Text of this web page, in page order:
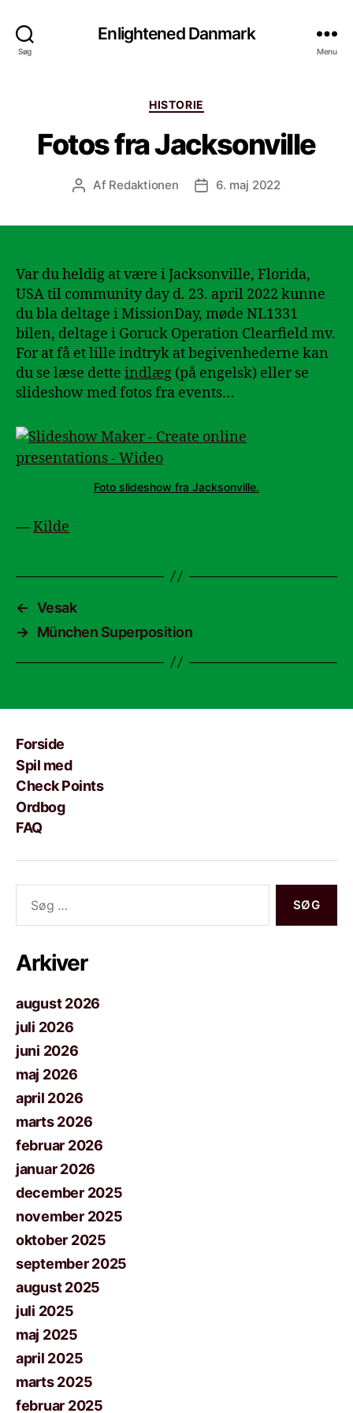
Søg
Enlightened Danmark
Menu
Kategorier
HISTORIE
Fotos fra Jacksonville
Indlægsforfatter
Af Redaktionen Indlægsdato
6. maj 2022
Var du heldig at være i Jacksonville, Florida,
USA til community day d. 23. april 2022 kunne
du bla deltage i MissionDay, møde NL1331
bilen, deltage i Goruck Operation Clearfield mv.
For at få et lille indtryk at begivenhederne kan
du se læse dette indlæg (på engelsk) eller se
slideshow med fotos fra events…
Foto slideshow fra Jacksonville.
—Kilde
← Vesak
→
München Superposition
Forside
Spil med
Check Points
Ordbog
FAQ
efter:
Arkiver
august 2026
juli 2026
juni 2026
maj 2026
april 2026
marts 2026
februar 2026
januar 2026
december 2025
november 2025
oktober 2025
september 2025
august 2025
juli 2025
maj 2025
april 2025
marts 2025
februar 2025